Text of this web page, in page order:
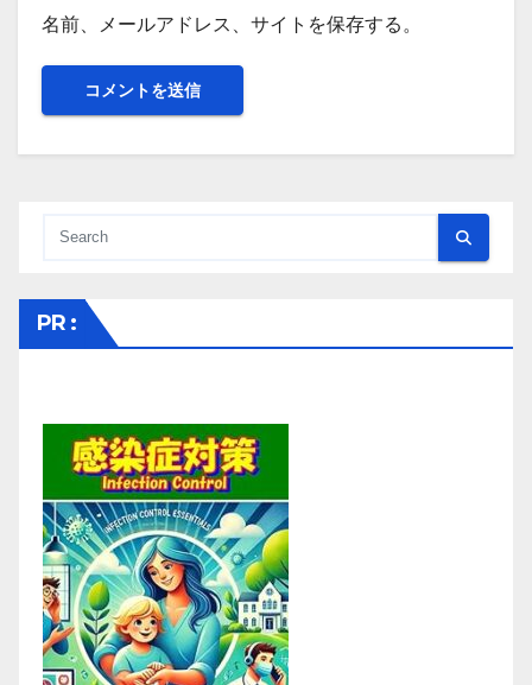
名前、メールアドレス、サイトを保存する。
PR :